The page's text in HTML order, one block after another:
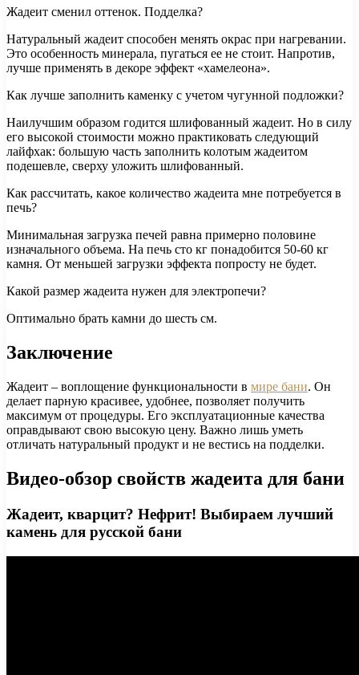
Жадеит сменил оттенок. Подделка?
Натуральный жадеит способен менять окрас при нагревании.
Это особенность минерала, пугаться ее не стоит. Напротив,
лучше применять в декоре эффект «хамелеона».
Как лучше заполнить каменку с учетом чугунной подложки?
Наилучшим образом годится шлифованный жадеит. Но в силу
его высокой стоимости можно практиковать следующий
лайфхак: большую часть заполнить колотым жадеитом
подешевле, сверху уложить шлифованный.
Как рассчитать, какое количество жадеита мне потребуется в
печь?
Минимальная загрузка печей равна примерно половине
изначального объема. На печь сто кг понадобится 50-60 кг
камня. От меньшей загрузки эффекта попросту не будет.
Какой размер жадеита нужен для электропечи?
Оптимально брать камни до шесть см.
Заключение
Жадеит – воплощение функциональности в мире бани. Он
делает парную красивее, удобнее, позволяет получить
максимум от процедуры. Его эксплуатационные качества
оправдывают свою высокую цену. Важно лишь уметь
отличать натуральный продукт и не вестись на подделки.
Видео-обзор свойств жадеита для бани
Жадеит, кварцит? Нефрит! Выбираем лучший
камень для русской бани